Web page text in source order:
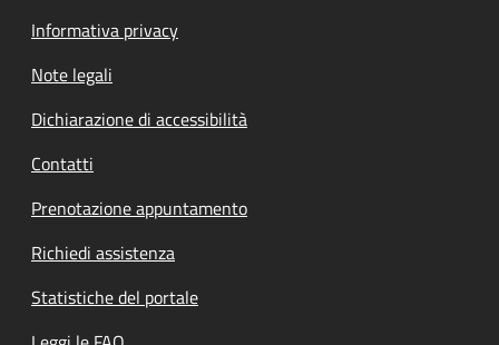
Informativa privacy
Note legali
Dichiarazione di accessibilità
Contatti
Prenotazione appuntamento
Richiedi assistenza
Statistiche del portale